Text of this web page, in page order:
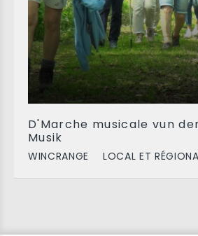
D'Marche musicale vun
Musik
WINCRANGE LOCAL ET